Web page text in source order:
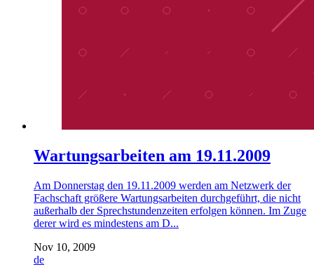
Wartungsarbeiten am 19.11.2009
Am Donnerstag den 19.11.2009 werden am Netzwerk der
Fachschaft größere Wartungsarbeiten durchgeführt, die nicht
außerhalb der Sprechstundenzeiten erfolgen können. Im Zuge
derer wird es mindestens am D...
Nov 10, 2009
de